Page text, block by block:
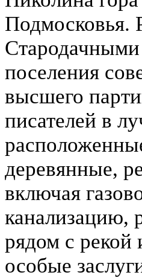
Подмосковья.
поселения
высшего
писателей в
деревянные,
включая
канализацию,
рядом с рекой
особые